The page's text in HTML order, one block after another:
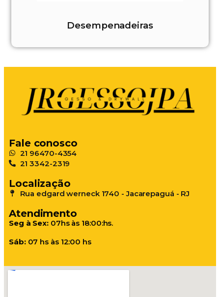
Desempenadeiras
Fale conosco
21 96470-4354
21 3342-2319
Localização
Rua edgard werneck 1740 - Jacarepaguá - RJ​
Atendimento
Seg à Sex: 07hs às 18:00:hs.
Sáb: 07 hs às 12:00 hs